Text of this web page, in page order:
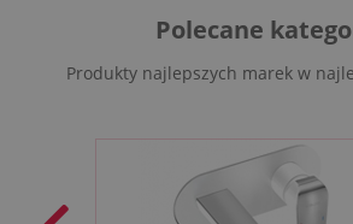
Polecane
Produkty najlepszych marek w